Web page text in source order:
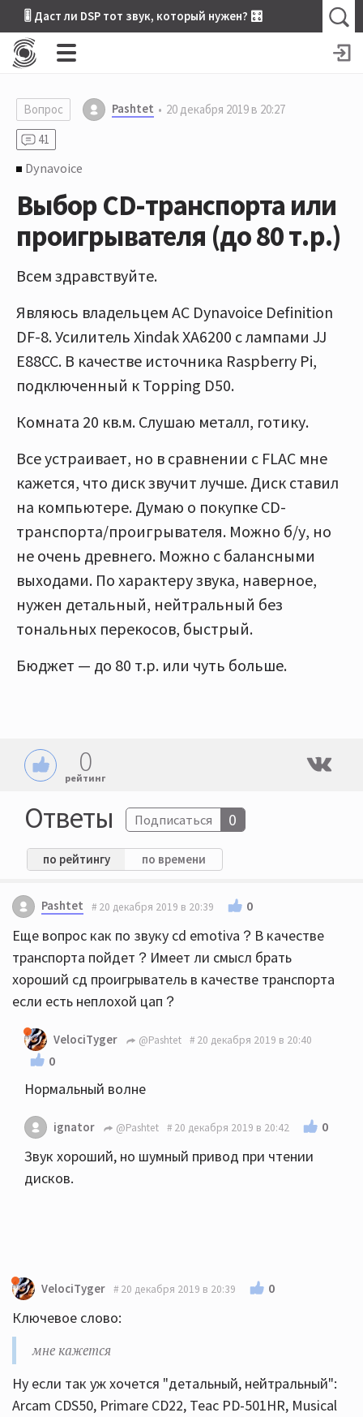
🎚 Даст ли DSP тот звук, который нужен? 🎛
Вопрос Pashtet
20 декабря 2019 в 20:27
41
Dynavoice
Выбор CD-транспорта или
проигрывателя (до 80 т.р.)
Всем здравствуйте.
Являюсь владельцем АС Dynavoice Definition
DF-8. Усилитель Xindak XA6200 с лампами JJ
E88CC. В качестве источника Raspberry Pi,
подключенный к Topping D50.
Комната 20 кв.м. Слушаю металл, готику.
Все устраивает, но в сравнении с FLAC мне
кажется, что диск звучит лучше. Диск ставил
на компьютере. Думаю о покупке CD-
транспорта/проигрывателя. Можно б/у, но
не очень древнего. Можно с балансными
выходами. По характеру звука, наверное,
нужен детальный, нейтральный без
тональных перекосов, быстрый.
Бюджет — до 80 т.р. или чуть больше.
0
рейтинг
Ответы Подписаться 0
по рейтингу по времени
Pashtet 20 декабря 2019 в 20:39 0
Еще вопрос как по звуку cd emotiva？В качестве
транспорта пойдет？Имеет ли смысл брать
хороший сд проигрыватель в качестве транспорта
если есть неплохой цап？
VelociTyger @Pashtet 20 декабря 2019 в 20:40
0
Нормальный волне
ignator @Pashtet 20 декабря 2019 в 20:42 0
Звук хороший, но шумный привод при чтении
дисков.
VelociTyger 20 декабря 2019 в 20:39 0
Ключевое слово:
мне кажется
Ну если так уж хочется "детальный, нейтральный":
Arcam CDS50, Primare CD22, Teac PD-501HR, Musical